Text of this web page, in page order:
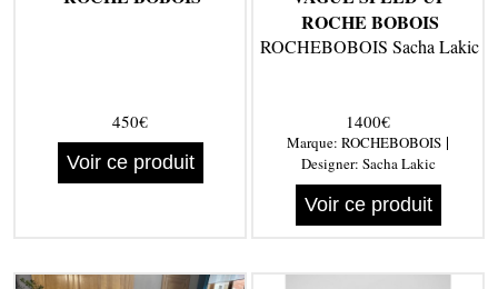
450€
Voir ce produit
ROCHE BOBOIS
ROCHEBOBOIS Sacha Lakic
1400€
Marque: ROCHEBOBOIS |
Designer: Sacha Lakic
Voir ce produit